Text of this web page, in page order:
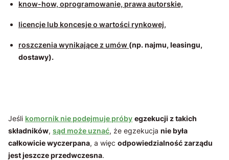
know-how, oprogramowanie, prawa autorskie,
licencje lub koncesje o wartości rynkowej,
roszczenia wynikające z umów (np. najmu, leasingu,
dostawy).
Jeśli komornik nie podejmuje próby egzekucji z takich
składników, sąd może uznać, że egzekucja nie była
całkowicie wyczerpana, a więc odpowiedzialność zarządu
jest jeszcze przedwczesna.